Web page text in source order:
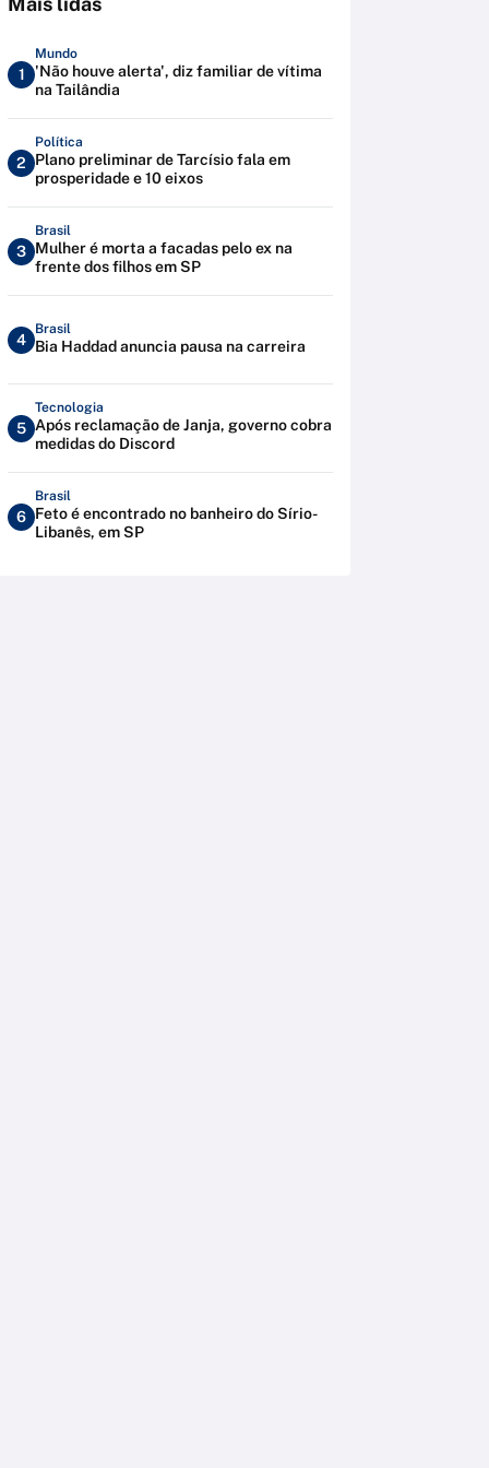
1
Mundo
'Não houve alerta', diz familiar de vítima
na Tailândia
2
Política
Plano preliminar de Tarcísio fala em
prosperidade e 10 eixos
3
Brasil
Mulher é morta a facadas pelo ex na
frente dos filhos em SP
4
Brasil
Bia Haddad anuncia pausa na carreira
5
Tecnologia
Após reclamação de Janja, governo cobra
medidas do Discord
6
Brasil
Feto é encontrado no banheiro do Sírio-
Libanês, em SP